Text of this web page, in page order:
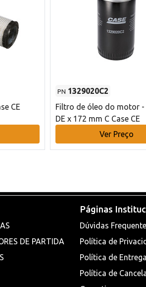
CE
PN 1329020C2
Filtro de óleo do motor -
DE x 172 mm C Case CE
Ver Preço
DE PARTIDA
Páginas
Dúvidas
Política de
Política de
Política de